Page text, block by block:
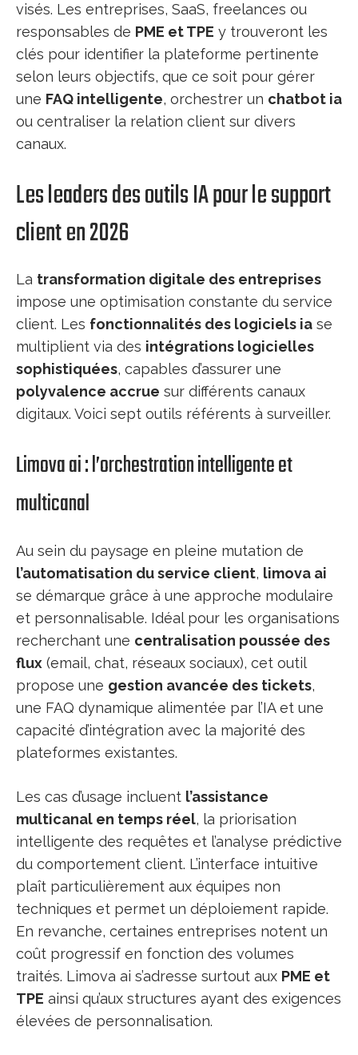
visés. Les entreprises, SaaS, freelances ou
responsables de PME et TPE y trouveront les
clés pour identifier la plateforme pertinente
selon leurs objectifs, que ce soit pour gérer
une FAQ intelligente, orchestrer un chatbot ia
ou centraliser la relation client sur divers
canaux.
Les leaders des outils IA pour le support
client en 2026
La transformation digitale des entreprises
impose une optimisation constante du service
client. Les fonctionnalités des logiciels ia se
multiplient via des intégrations logicielles
sophistiquées, capables d’assurer une
polyvalence accrue sur différents canaux
digitaux. Voici sept outils référents à surveiller.
Limova ai : l’orchestration intelligente et
multicanal
Au sein du paysage en pleine mutation de
l’automatisation du service client, limova ai
se démarque grâce à une approche modulaire
et personnalisable. Idéal pour les organisations
recherchant une centralisation poussée des
flux (email, chat, réseaux sociaux), cet outil
propose une gestion avancée des tickets,
une FAQ dynamique alimentée par l’IA et une
capacité d’intégration avec la majorité des
plateformes existantes.
Les cas d’usage incluent l’assistance
multicanal en temps réel, la priorisation
intelligente des requêtes et l’analyse prédictive
du comportement client. L’interface intuitive
plaît particulièrement aux équipes non
techniques et permet un déploiement rapide.
En revanche, certaines entreprises notent un
coût progressif en fonction des volumes
traités. Limova ai s’adresse surtout aux PME et
TPE ainsi qu’aux structures ayant des exigences
élevées de personnalisation.